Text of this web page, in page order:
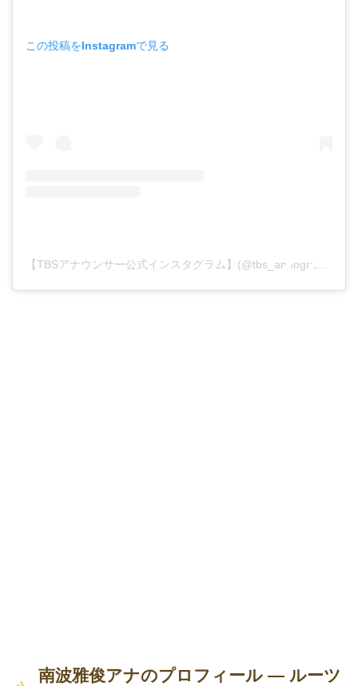
この投稿をInstagramで見る
【TBSアナウンサー公式インスタグラム】(@tbs_annogram)がシェアした投稿
南波雅俊アナのプロフィール — ルーツ